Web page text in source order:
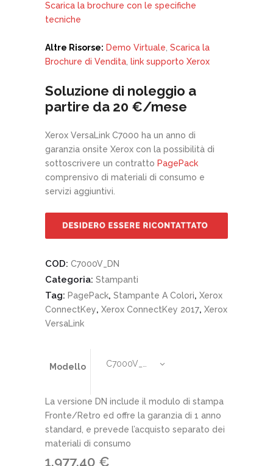
Scarica la brochure con le specifiche
tecniche
Altre Risorse: Demo Virtuale Scarica la
Brochure di Vendita link supporto Xerox
Soluzione di noleggio a
partire da 20 €/mese
Xerox VersaLink C7000 ha un anno di
garanzia onsite Xerox con la possibilità di
sottoscrivere un contratto PagePack
comprensivo di materiali di consumo e
servizi aggiuntivi.
COD: C7000V_DN
Categoria: Stampanti
Tag: PagePack, Stampante A Colori, Xerox
ConnectKey, Xerox ConnectKey 2017, Xerox
VersaLink
Modello
La versione DN include il modulo di stampa
Fronte/Retro ed offre la garanzia di 1 anno
standard, e prevede l’acquisto separato dei
materiali di consumo
1.977,40 €